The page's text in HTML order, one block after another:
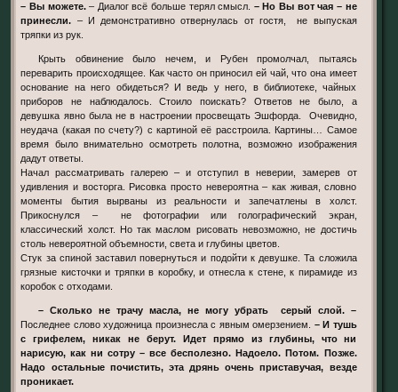
– Вы можете.– Диалог всё больше терял смысл. – Но Вы вот чая – не
принесли. – И демонстративно отвернулась от гостя, не выпуская
тряпки из рук.
Крыть обвинение было нечем, и Рубен промолчал, пытаясь
переварить происходящее. Как часто он приносил ей чай, что она имеет
основание на него обидеться? И ведь у него, в библиотеке, чайных
приборов не наблюдалось. Стоило поискать? Ответов не было, а
девушка явно была не в настроении просвещать Эшфорда. Очевидно,
неудача (какая по счету?) с картиной её расстроила. Картины… Самое
время было внимательно осмотреть полотна, возможно изображения
дадут ответы.
Начал рассматривать галерею – и отступил в неверии, замерев от
удивления и восторга. Рисовка просто невероятна – как живая, словно
моменты бытия вырваны из реальности и запечатлены в холст.
Прикоснулся – не фотографии или голографический экран,
классический холст. Но так маслом рисовать невозможно, не достичь
столь невероятной объемности, света и глубины цветов.
Стук за спиной заставил повернуться и подойти к девушке. Та сложила
грязные кисточки и тряпки в коробку, и отнесла к стене, к пирамиде из
коробок с отходами.
– Сколько не трачу масла, не могу убрать серый слой. –
Последнее слово художница произнесла с явным омерзением.
– И тушь
с грифелем, никак не берут. Идет прямо из глубины, что ни
нарисую, как ни сотру – все бесполезно. Надоело. Потом. Позже.
Надо остальные почистить, эта дрянь очень приставучая, везде
проникает.